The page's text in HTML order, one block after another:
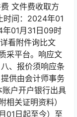
文件费收取方
时间：2024年01
01月31日09时
看附件询比文
采平台。响应文
、报价须响应条
供由会计师事务
户开户银行出具
相关证明资料）
01日起至今）至